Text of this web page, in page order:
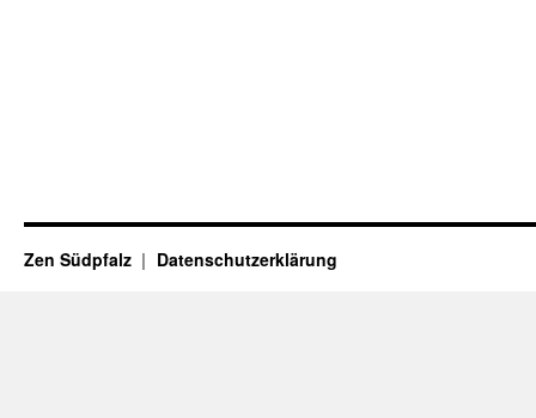
Zen Südpfalz Datenschutzerklärung